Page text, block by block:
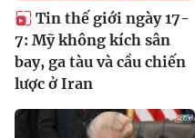
Tin thế giới ngày 17-
7: Mỹ không kích sân
bay, ga tàu và cầu chiến
lược ở Iran